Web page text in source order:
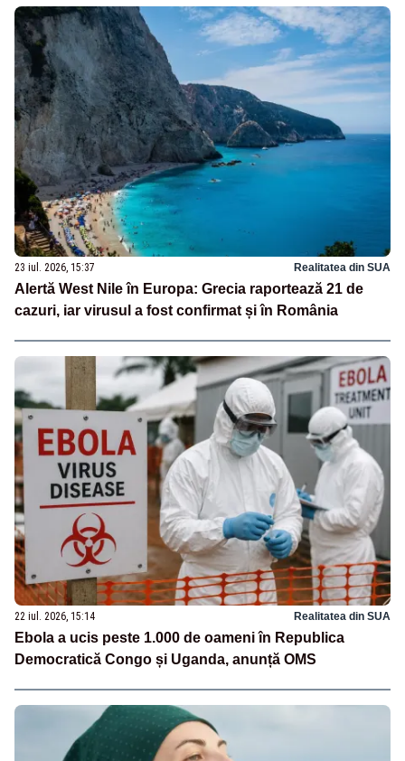
23 iul. 2026, 15:37 Realitatea din SUA
Alertă West Nile în Europa: Grecia raportează 21 de
cazuri, iar virusul a fost confirmat și în România
22 iul. 2026, 15:14 Realitatea din SUA
Ebola a ucis peste 1.000 de oameni în Republica
Democratică Congo și Uganda, anunță OMS